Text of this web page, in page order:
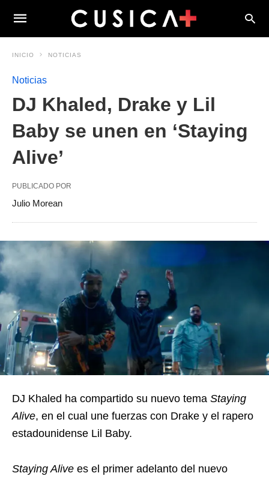
INICIO NOTICIAS
Noticias
DJ Khaled, Drake y Lil
Baby se unen en ‘Staying
Alive’
PUBLICADO POR
Julio Morean
DJ Khaled ha compartido su nuevo tema Staying
Alive, en el cual une fuerzas con Drake y el rapero
estadounidense Lil Baby.
Staying Alive es el primer adelanto del nuevo